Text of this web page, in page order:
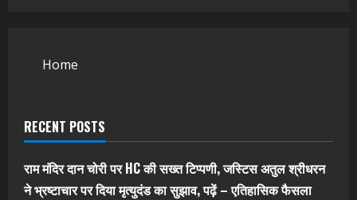
Home
RECENT POSTS
राम मंदिर दान चोरी पर HC की सख्त टिप्पणी, जस्टिस अतुल श्रीधरन
ने भ्रष्टाचार पर द‍िया मृत्युदंड का सुझाव, पढ़ें – एत‍िहास‍िक फैसला